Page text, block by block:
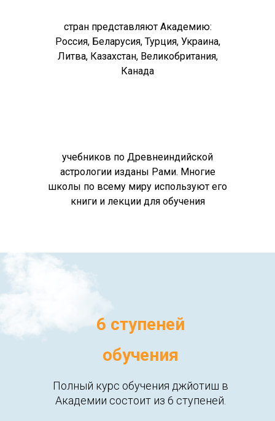
стран представляют Академию:
Россия, Беларусия, Турция, Украина,
Литва, Казахстан, Великобритания,
Канада
учебников по Древнеиндийской
астрологии изданы Рами. Многие
школы по всему миру используют его
книги и лекции для обучения
6 ступеней
Полный курс обучения джйотиш в
Академии состоит из 6 ступеней.
обучения